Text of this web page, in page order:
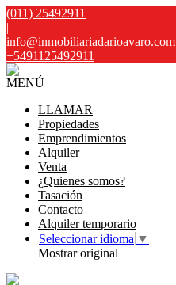
(011) 25492911
|
info@inmobiliariadarioavaro.com
+5491125492911
MENÚ
LLAMAR
Propiedades
Emprendimientos
Alquiler
Venta
¿Quienes somos?
Tasación
Contacto
Alquiler temporario
Seleccionar idioma ▼
Mostrar original